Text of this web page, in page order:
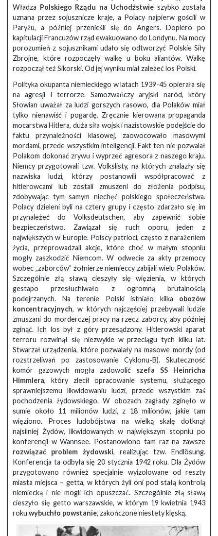
Władza Polskiego Rządu na Uchodźstwie szybko została
uznana przez sojusznicze kraje, a Polacy najpierw gościli w
Paryżu, a później przenieśli się do Angers. Dopiero po
kapitulacji Francuzów rząd ewakuowano do Londynu. Na mocy
porozumień z sojusznikami udało się odtworzyć Polskie Siły
Zbrojne, które rozpoczęły walkę u boku aliantów. Walkę
rozpoczął też Sikorski. Od jej wyniku miał zależeć los Polski.
Polityka okupanta niemieckiego w latach 1939-45 opierała się
na agresji i terrorze. Samozwańczy aryjski naród, który
Słowian uważał za ludzi gorszych rasowo, dla Polaków miał
tylko nienawiść i pogardę. Zręcznie kierowana propaganda
mocarstwa Hitlera, duża siła wojsk i nazistowskie podejście do
faktu przynależności klasowej, zaowocowało masowymi
mordami, przede wszystkim inteligencji. Fakt ten nie pozwalał
Polakom dokonać zrywu i wyprzeć agresora z naszego kraju.
Niemcy przygotowali tzw. Volkslisty, na których znalazły się
nazwiska ludzi, którzy postanowili współpracować z
hitlerowcami lub zostali zmuszeni do złożenia podpisu,
zdobywając tym samym niechęć polskiego społeczeństwa.
Polacy dzieleni byli na cztery grupy i często zdarzało się im
przynależeć do Volksdeutschen, aby zapewnić sobie
bezpieczeństwo. Zawiązał się ruch oporu, jeden z
największych w Europie. Polscy patrioci, często z narażeniem
życia, przeprowadzali akcje, które choć w małym stopniu
mogły zaszkodzić Niemcom. W odwecie za akty przemocy
wobec „zaborców” żołnierze niemieccy zabijali wielu Polaków.
Szczególnie złą sławą cieszyły się więzienia, w których
gestapo przesłuchiwało z ogromną brutalnością
podejrzanych. Na terenie Polski istniało kilka obozów
koncentracyjnych, w których najczęściej przebywali ludzie
zmuszani do morderczej pracy na rzecz zaborcy, aby później
zginąć. Ich los był z góry przesądzony. Hitlerowski aparat
terroru rozwinął się niezwykle w przeciągu tych kilku lat.
Stwarzał urządzenia, które pozwalały na masowe mordy (od
rozstrzeliwań po zastosowanie Cyklonu-B). Skuteczność
komór gazowych mogła zadowolić szefa SS Heinricha
Himmlera, który zlecił opracowanie systemu, służącego
sprawniejszemu likwidowaniu ludzi, przede wszystkim zaś
pochodzenia żydowskiego. W obozach zagłady zginęło w
sumie około 11 milionów ludzi, z 18 milionów, jakie tam
więziono. Proces ludobójstwa na wielką skalę dotknął
najsilniej Żydów, likwidowanych w największym stopniu po
konferencji w Wannsee. Postanowiono tam raz na zawsze
rozwiązać problem żydowski, realizując tzw. Endlösung.
Konferencja ta odbyła się 20 stycznia 1942 roku. Dla Żydów
przygotowano również specjalnie wyizolowane od reszty
miasta miejsca – getta, w których żyli oni pod stałą kontrolą
niemiecką i nie mogli ich opuszczać. Szczególnie złą sławą
cieszyło się getto warszawskie, w którym 19 kwietnia 1943
roku wybuchło powstanie, zakończone niestety klęską.